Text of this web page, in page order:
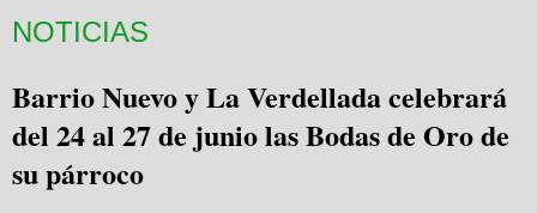
NOTICIAS
Barrio Nuevo y La Verdellada celebrará
del 24 al 27 de junio las Bodas de Oro de
su párroco